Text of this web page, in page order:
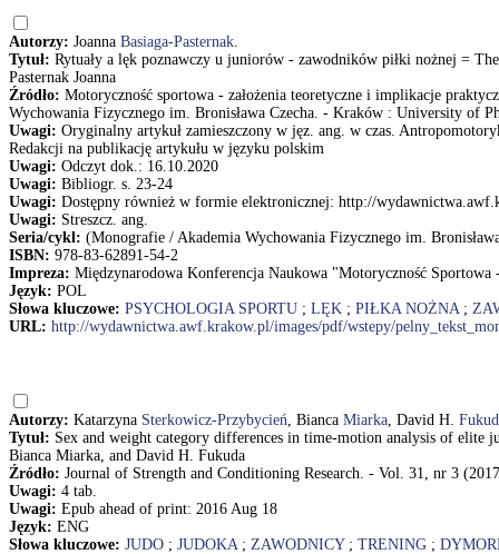
Autorzy: Joanna Basiaga-Pasternak.
Tytuł: Rytuały a lęk poznawczy u juniorów - zawodników piłki nożnej =
Pasternak Joanna
Źródło: Motoryczność sportowa - założenia teoretyczne i implikacje
Wychowania Fizycznego im. Bronisława Czecha. - Kraków : University of
Uwagi: Oryginalny artykuł zamieszczony w jęz. ang. w czas.
Redakcji na publikację artykułu w języku polskim
Uwagi: Odczyt dok.: 16.10.2020
Uwagi: Bibliogr. s. 23-24
Uwagi: Dostępny również w formie elektronicznej: http://
Uwagi: Streszcz. ang.
Seria/cykl: (Monografie / Akademia Wychowania Fizycznego im.
ISBN: 978-83-62891-54-2
Impreza: Międzynarodowa Konferencja Naukowa "Motoryczność
Język: POL
Słowa kluczowe: PSYCHOLOGIA SPORTU ; LĘK ; PIŁKA NOŻNA;
URL: http://wydawnictwa.awf.krakow.pl/images/pdf/wstepy/
Autorzy: Katarzyna Sterkowicz-Przybycień, Bianca Miarka, David H.
Tytuł: Sex and weight category differences in time-motion analysis of elite
Bianca Miarka, and David H. Fukuda
Źródło: Journal of Strength and Conditioning Research. - Vol. 31, nr 3
Uwagi: 4 tab.
Uwagi: Epub ahead of print: 2016 Aug 18
Język: ENG
Słowa kluczowe: JUDO ; JUDOKA; ZAWODNICY; TRENING ;